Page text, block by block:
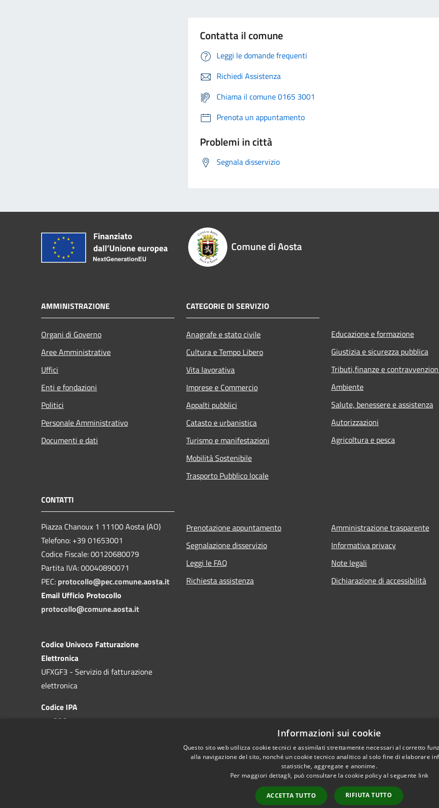
Contatta il comune
Leggi le domande frequenti
Richiedi Assistenza
Chiama il comune 0165 3001
Prenota un appuntamento
Problemi in città
Segnala disservizio
Comune di Aosta
AMMINISTRAZIONE
Organi di Governo
Aree Amministrative
Uffici
Enti e fondazioni
Politici
Personale Amministrativo
Documenti e dati
CATEGORIE DI SERVIZIO
Anagrafe e stato civile
Cultura e Tempo Libero
Vita lavorativa
Imprese e Commercio
Appalti pubblici
Catasto e urbanistica
Turismo e manifestazioni
Mobilità Sostenibile
Trasporto Pubblico locale
Educazione e formazione
Giustizia e sicurezza pubblica
Tributi,finanze e
Ambiente
Salute, benessere e assistenza
Autorizzazioni
Agricoltura e pesca
CONTATTI
Piazza Chanoux 1 11100 Aosta (AO)
Telefono: +39 01653001
Codice Fiscale: 00120680079
Partita IVA: 00040890071
PEC: protocollo@pec.comune.aosta.it
Email Ufficio Protocollo
protocollo@comune.aosta.it
Codice Univoco Fatturazione
Elettronica
UFXGF3 - Servizio di fatturazione
elettronica
Codice IPA
c_a326
Prenotazione appuntamento
Segnalazione disservizio
Leggi le FAQ
Richiesta assistenza
Amministrazione trasparente
Informativa privacy
Note legali
Dichiarazione di accessibilità
Informazioni sui cookie
Questo sito web utilizza cookie tecnici e assimilati strettamente necessari al corretto
alla navigazione del sito, nonché un cookie tecnico analitico al solo fine di elaborare
statistiche, aggregate e anonime.
Per maggiori dettagli, può consultare la cookie policy al seguente link
ACCETTA TUTTO RIFIUTA TUTTO